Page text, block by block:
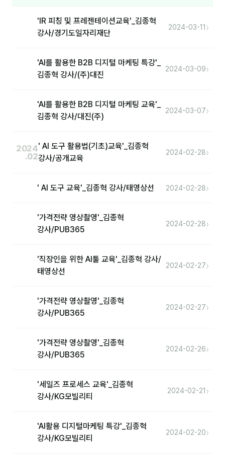
'IR 피칭 및 프레젠테이션교육'_김종혁
강사/경기도일자리재단
2024-03-11 ›
'AI를 활용한 B2B 디지털 마케팅 특강'_
김종혁 강사/(주)대진
2024-03-09›
'AI를 활용한 B2B 디지털 마케팅 교육'_
김종혁 강사/대진(주)
2024-03-07›
2024
.02
' AI 도구 활용법(기초)교육'_김종혁
강사/공개교육
2024-02-28›
' AI 도구 교육'_김종혁 강사/태영상선 2024-02-28›
'가격전략 영상촬영'_김종혁
강사/PUB365
2024-02-28›
'직장인을 위한 AI툴 교육'_김종혁 강사/
태영상선
2024-02-27›
'가격전략 영상촬영'_김종혁
강사/PUB365
2024-02-27›
'가격전략 영상촬영'_김종혁
강사/PUB365
2024-02-26›
'세일즈 프로세스 교육'_김종혁
강사/KG모빌리티
2024-02-21 ›
'AI활용 디지털마케팅 특강'_김종혁
강사/KG모빌리티
2024-02-20›